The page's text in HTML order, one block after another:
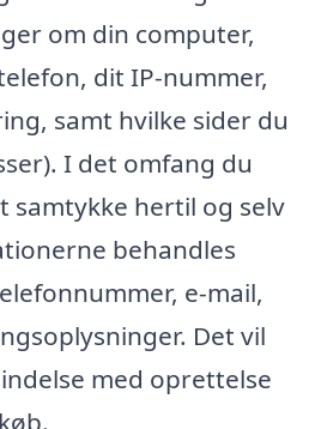
om din computer,
dit IP-nummer,
samt hvilke sider du
I det omfang du
samtykke hertil og selv
behandles
e-mail,
Det vil
med oprettelse